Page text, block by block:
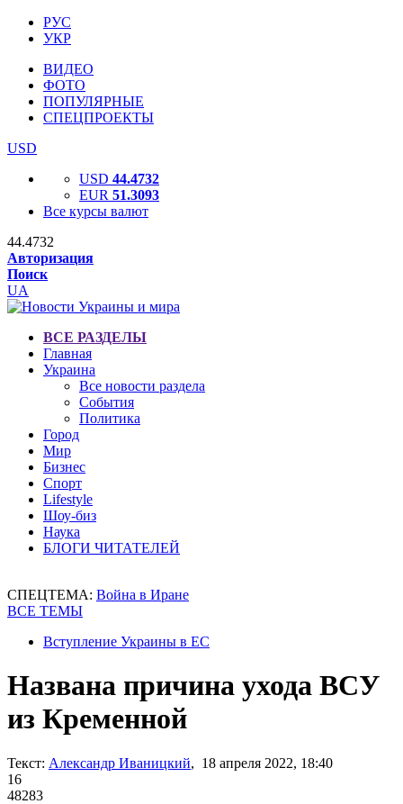
РУС
УКР
ВИДЕО
ФОТО
ПОПУЛЯРНЫЕ
СПЕЦПРОЕКТЫ
USD
USD 44.4732
EUR 51.3093
Все курсы валют
44.4732
Авторизация
Поиск
UA
ВСЕ РАЗДЕЛЫ
Главная
Украина
Все новости раздела
События
Политика
Город
Мир
Бизнес
Спорт
Lifestyle
Шоу-биз
Наука
БЛОГИ ЧИТАТЕЛЕЙ
СПЕЦТЕМА: Война в Иране
ВСЕ ТЕМЫ
Вступление Украины в ЕС
Названа причина ухода ВСУ
из Кременной
Текст: Александр Иваницкий, 18 апреля 2022, 18:40
16
48283